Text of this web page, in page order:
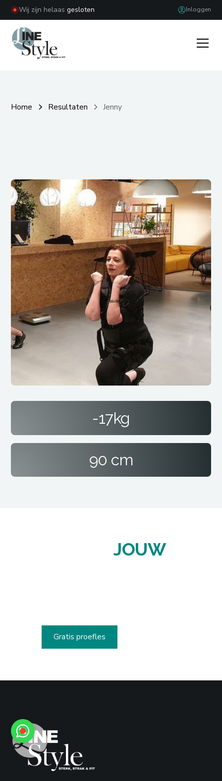
Wij zijn helaasgesloten Inloggen
Home Resultaten Jenny
-17kg
90 cm
JOUW
Gratis proefles